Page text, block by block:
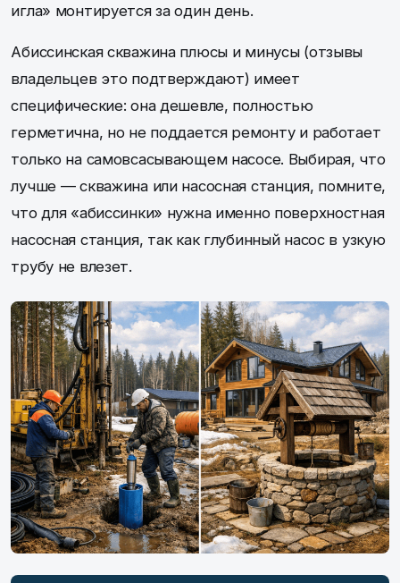
игла» монтируется за один день.
Абиссинская скважина плюсы и минусы (отзывы
владельцев это подтверждают) имеет
специфические: она дешевле, полностью
герметична, но не поддается ремонту и работает
только на самовсасывающем насосе. Выбирая, что
лучше — скважина или насосная станция, помните,
что для «абиссинки» нужна именно поверхностная
насосная станция, так как глубинный насос в узкую
трубу не влезет.